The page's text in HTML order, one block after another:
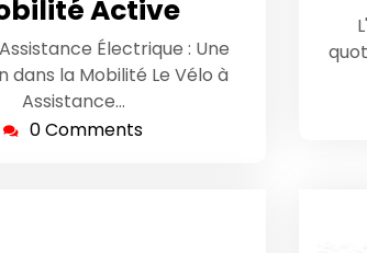
Active
Électrique : Une
dans la Mobilité Le Vélo à
Assistance…
0 Comments